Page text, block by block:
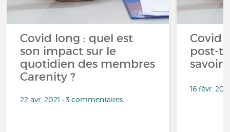
Covid long : quel est
son impact sur le
quotidien des membres
Carenity ?
22 avr. 2021 • 3 commentaires
Covid
post-
savoir
16 févr.